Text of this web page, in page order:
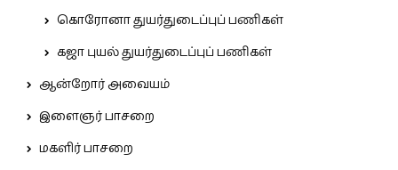
கொரோனா துயர்துடைப்புப் பணிகள்
கஜா புயல் துயர்துடைப்புப் பணிகள்
ஆன்றோர் அவையம்
இளைஞர் பாசறை
மகளிர் பாசறை